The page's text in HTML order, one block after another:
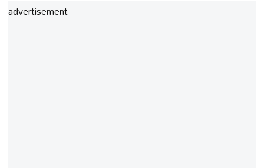
advertisement